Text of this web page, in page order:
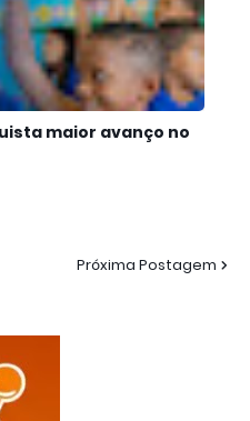
maior avanço no
Próxima Postagem